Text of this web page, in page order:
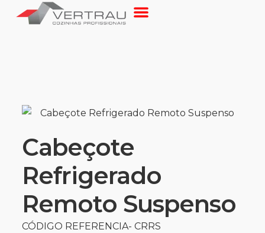
Cabeçote
Refrigerado
Remoto Suspenso
CÓDIGO REFERENCIA- CRRS